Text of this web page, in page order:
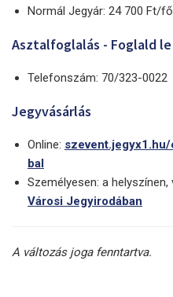
Normál Jegyár: 24 700 Ft/fő
Asztalfoglalás - Foglald
Telefonszám: 70/323-0022
Jegyvásárlás
Online:
bal
Személyesen: a helyszínen,
Városi Jegyirodában
A változás joga fenntartva.